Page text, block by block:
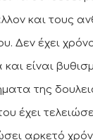
και τους
Δεν έχει
και είναι
της
έχει
αρκετό